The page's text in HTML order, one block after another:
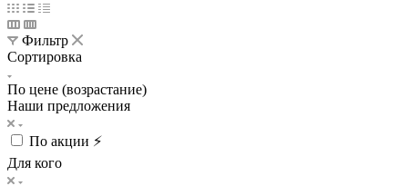
Фильтр
Сортировка
По цене (возрастание)
Наши предложения
По акции ⚡
Для кого